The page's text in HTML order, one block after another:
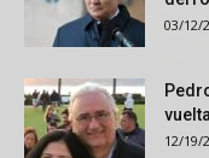
03/12/
12/19/